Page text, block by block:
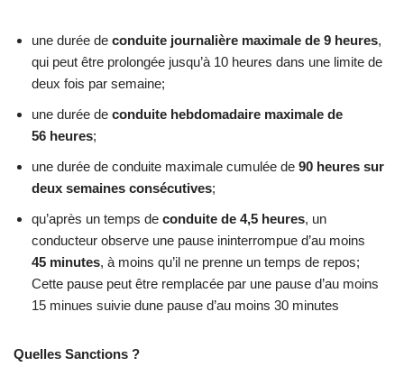
une durée de conduite journalière maximale de 9 heures,
qui peut être prolongée jusqu’à 10 heures dans une limite de
deux fois par semaine;
une durée de conduite hebdomadaire maximale de
56 heures;
une durée de conduite maximale cumulée de 90 heures sur
deux semaines consécutives;
qu’après un temps de conduite de 4,5 heures, un
conducteur observe une pause ininterrompue d’au moins
45 minutes, à moins qu’il ne prenne un temps de repos;
Cette pause peut être remplacée par une pause d’au moins
15 minues suivie dune pause d’au moins 30 minutes
Quelles Sanctions ?